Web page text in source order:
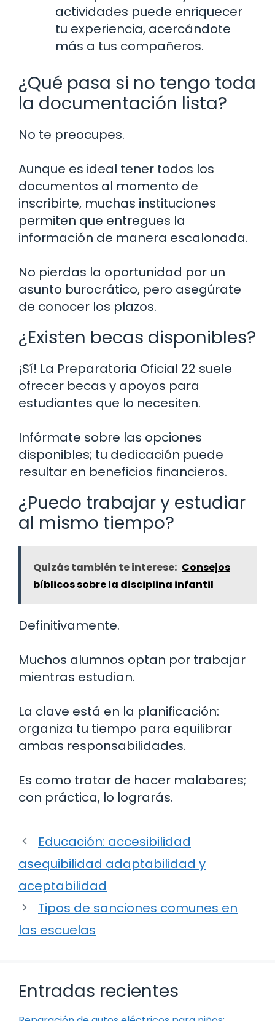
actividades puede enriquecer
tu experiencia, acercándote
más a tus compañeros.
¿Qué pasa si no tengo toda
la documentación lista?
No te preocupes.
Aunque es ideal tener todos los
documentos al momento de
inscribirte, muchas instituciones
permiten que entregues la
información de manera escalonada.
No pierdas la oportunidad por un
asunto burocrático, pero asegúrate
de conocer los plazos.
¿Existen becas disponibles?
¡Sí! La Preparatoria Oficial 22 suele
ofrecer becas y apoyos para
estudiantes que lo necesiten.
Infórmate sobre las opciones
disponibles; tu dedicación puede
resultar en beneficios financieros.
¿Puedo trabajar y estudiar
al mismo tiempo?
Quizás también te interese: Consejos
bíblicos sobre la disciplina infantil
Definitivamente.
Muchos alumnos optan por trabajar
mientras estudian.
La clave está en la planificación:
organiza tu tiempo para equilibrar
ambas responsabilidades.
Es como tratar de hacer malabares;
con práctica, lo lograrás.
Educación: accesibilidad
asequibilidad adaptabilidad y
aceptabilidad
Tipos de sanciones comunes en
las escuelas
Entradas recientes